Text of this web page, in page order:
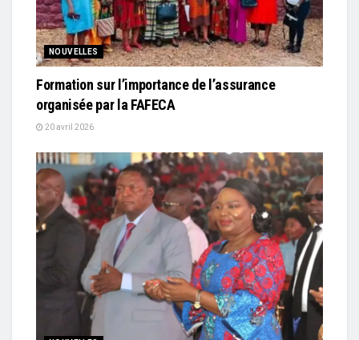
NOUVELLES
Formation sur l’importance de l’assurance
organisée par la FAFECA
20 avril 2026